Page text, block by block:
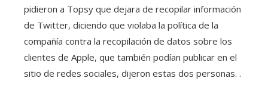
pidieron a Topsy que dejara de recopilar información
de Twitter, diciendo que violaba la política de la
compañía contra la recopilación de datos sobre los
clientes de Apple, que también podían publicar en el
sitio de redes sociales, dijeron estas dos personas. .